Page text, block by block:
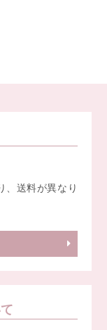
、送料が異なり